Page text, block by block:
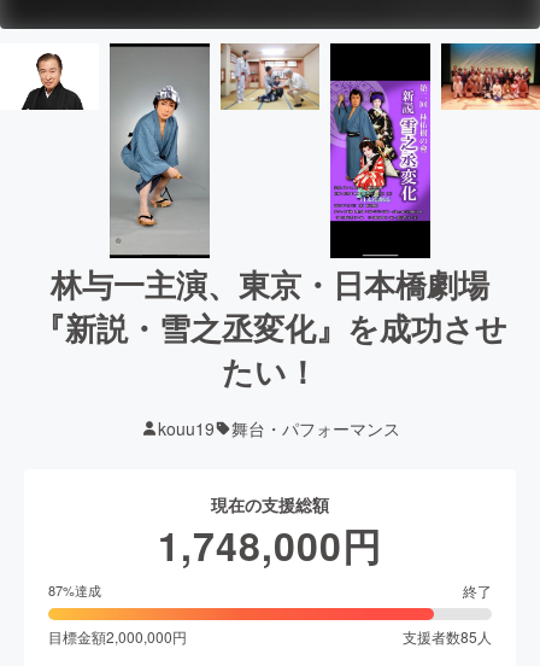
林与一主演、東京・日本橋劇場
『新説・雪之丞変化』を成功させ
たい！
kouu19 舞台・パフォーマンス
現在の支援総額
1,748,000円
87%達成 終了
目標金額2,000,000円 支援者数85 人